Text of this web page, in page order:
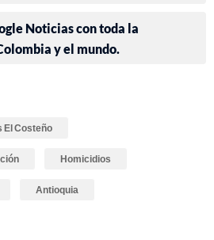
Noticias con toda la
y el mundo.
El Costeño
Homicidios
Antioquia